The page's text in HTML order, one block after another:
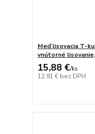
Meď lisovacia T-
vnútorné
15,88 €/ks
12,91 € bez DPH